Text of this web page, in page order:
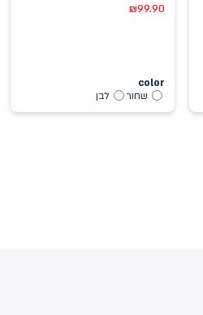
₪99.90
color
שחור
לבן